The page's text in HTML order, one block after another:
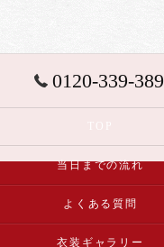
0120-339-389
当日までの流れ
よくある質問
衣装ギャラリー